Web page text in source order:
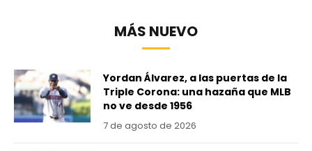
MÁS NUEVO
Yordan Álvarez, a las puertas de la
Triple Corona: una hazaña que MLB
no ve desde 1956
7 de agosto de 2026